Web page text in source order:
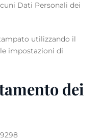
Dati Personali dei
utilizzando il
impostazioni di
dei